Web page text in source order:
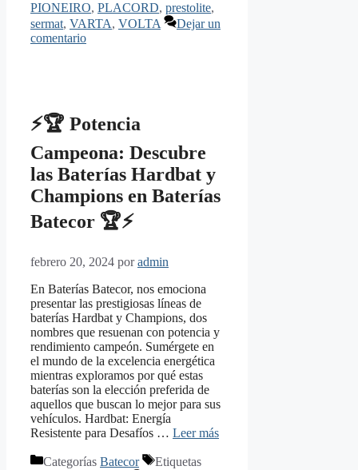
PIONEIRO, PLACORD, prestolite,
sermat, VARTA, VOLTA
Dejar un
comentario
⚡🏆 Potencia
Campeona: Descubre
las Baterías Hardbat y
Champions en Baterías
Batecor 🏆⚡
febrero 20, 2024 poradmin
En Baterías Batecor, nos emociona
presentar las prestigiosas líneas de
baterías Hardbat y Champions, dos
nombres que resuenan con potencia y
rendimiento campeón. Sumérgete en
el mundo de la excelencia energética
mientras exploramos por qué estas
baterías son la elección preferida de
aquellos que buscan lo mejor para sus
vehículos. Hardbat: Energía
Resistente para Desafíos … Leer más
Categorías Batecor
Etiquetas